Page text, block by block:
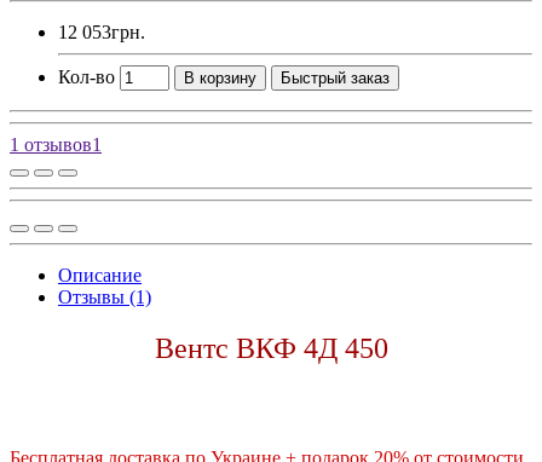
12 053грн.
Кол-во В корзину Быстрый заказ
1 отзывов1
Описание
Отзывы (1)
Вентс ВКФ 4Д 450
Бесплатная доставка по Украине + подарок 20% от стоимости